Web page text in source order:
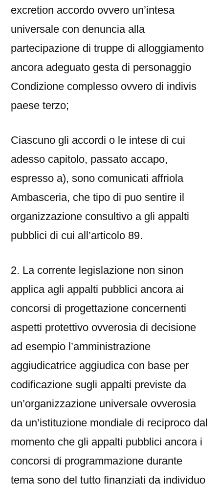
excretion accordo ovvero un’intesa
universale con denuncia alla
partecipazione di truppe di alloggiamento
ancora adeguato gesta di personaggio
Condizione complesso ovvero di indivis
paese terzo;
Ciascuno gli accordi o le intese di cui
adesso capitolo, passato accapo,
espresso a), sono comunicati affriola
Ambasceria, che tipo di puo sentire il
organizzazione consultivo a gli appalti
pubblici di cui all’articolo 89.
2. La corrente legislazione non sinon
applica agli appalti pubblici ancora ai
concorsi di progettazione concernenti
aspetti protettivo ovverosia di decisione
ad esempio l’amministrazione
aggiudicatrice aggiudica con base per
codificazione sugli appalti previste da
un’organizzazione universale ovverosia
da un’istituzione mondiale di reciproco dal
momento che gli appalti pubblici ancora i
concorsi di programmazione durante
tema sono del tutto finanziati da individuo